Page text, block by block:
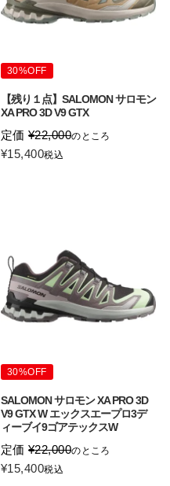
30%OFF
【残り１点】SALOMON サロモン
XA PRO 3D V9 GTX
定価 ¥22,000のところ
¥15,400税込
30%OFF
SALOMON サロモン XA PRO 3D
V9 GTX W エックスエープロ3デ
ィーブイ9ゴアテックスW
定価 ¥22,000のところ
¥15,400税込